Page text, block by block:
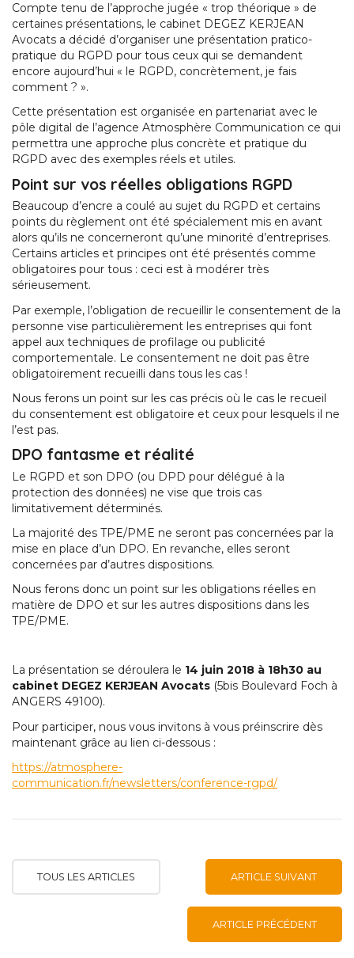
Compte tenu de l’approche jugée « trop théorique » de
certaines présentations, le cabinet DEGEZ KERJEAN
Avocats a décidé d’organiser une présentation pratico-
pratique du RGPD pour tous ceux qui se demandent
encore aujourd’hui « le RGPD, concrètement, je fais
comment ? ».
Cette présentation est organisée en partenariat avec le
pôle digital de l’agence Atmosphère Communication ce qui
permettra une approche plus concrète et pratique du
RGPD avec des exemples réels et utiles.
Point sur vos réelles obligations RGPD
Beaucoup d’encre a coulé au sujet du RGPD et certains
points du règlement ont été spécialement mis en avant
alors qu’ils ne concerneront qu’une minorité d’entreprises.
Certains articles et principes ont été présentés comme
obligatoires pour tous : ceci est à modérer très
sérieusement.
Par exemple, l’obligation de recueillir le consentement de la
personne vise particulièrement les entreprises qui font
appel aux techniques de profilage ou publicité
comportementale. Le consentement ne doit pas être
obligatoirement recueilli dans tous les cas !
Nous ferons un point sur les cas précis où le cas le recueil
du consentement est obligatoire et ceux pour lesquels il ne
l’est pas.
DPO fantasme et réalité
Le RGPD et son DPO (ou DPD pour délégué à la
protection des données) ne vise que trois cas
limitativement déterminés.
La majorité des TPE/PME ne seront pas concernées par la
mise en place d’un DPO. En revanche, elles seront
concernées par d’autres dispositions.
Nous ferons donc un point sur les obligations réelles en
matière de DPO et sur les autres dispositions dans les
TPE/PME.
La présentation se déroulera le 14 juin 2018 à 18h30 au
cabinet DEGEZ KERJEAN Avocats (5bis Boulevard Foch à
ANGERS 49100).
Pour participer, nous vous invitons à vous préinscrire dès
maintenant grâce au lien ci-dessous :
https://atmosphere-
communication.fr/newsletters/conference-rgpd/
TOUS LES ARTICLES ARTICLE SUIVANT
ARTICLE PRÉCÉDENT